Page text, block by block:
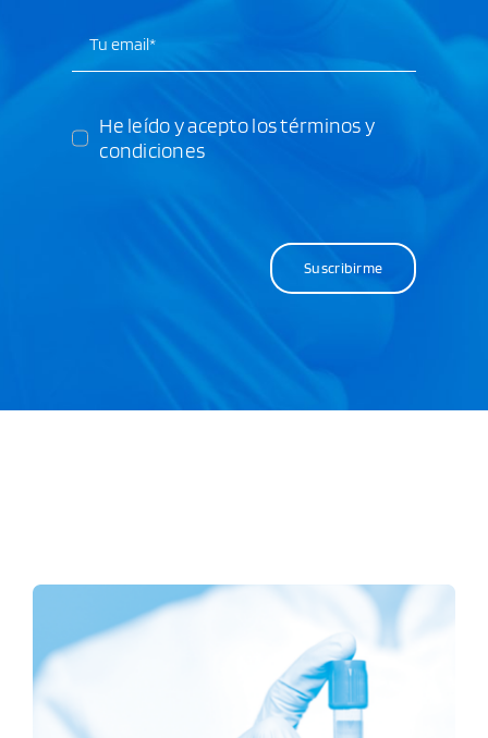
He leído y acepto los términos y
condiciones
Suscribirme